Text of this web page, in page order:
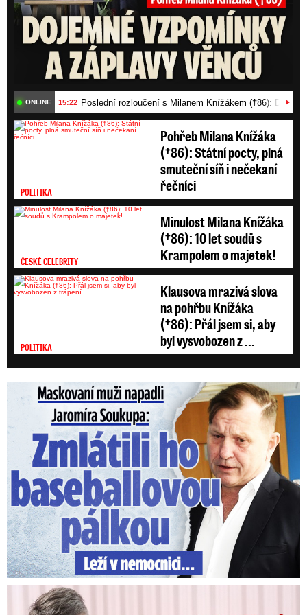
ONLINE 15:22 Poslední rozloučení s Milanem Knížákem (†86):
POLITIKA
Pohřeb Milana Knížáka
(†86): Státní pocty, plná
smuteční síň i nečekaní
řečníci
ČESKÉ CELEBRITY
Minulost Milana Knížáka
(†86): 10 let soudů s
Krampolem o majetek!
POLITIKA
Klausova mrazivá slova
na pohřbu Knížáka
(†86): Přál jsem si, aby
byl vysvobozen z ...
Maskovaní muži napadli Jaromíra Soukupa: Krvavá nakládačka
V trezoru měl 80 milionů: Policie obvinila exšéfa železnic!